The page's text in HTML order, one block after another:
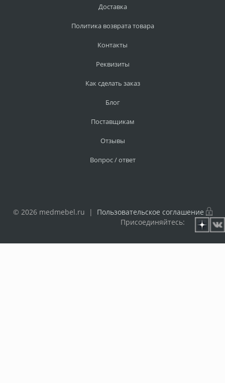
Доставка
Политика возврата товара
Контакты
Реквизиты
Как сделать заказ
Блог
Поставщикам
Отзывы
Вопрос / ответ
© 2026 medmebel.ru | Пользовательское соглашение
Присоединяйтесь: